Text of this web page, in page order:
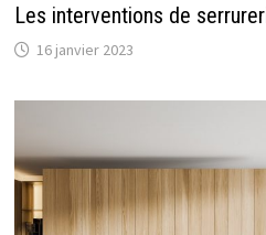
Les interventions de
16 janvier 2023